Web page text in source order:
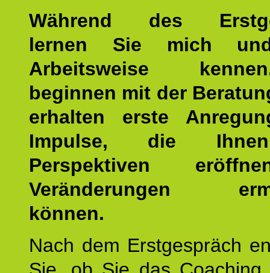
Während des
lernen Sie mich
Arbeitsweise
beginnen mit der
erhalten erste
Impulse, die
Perspektiven
Veränderungen
können.
Nach dem Erstgespräch